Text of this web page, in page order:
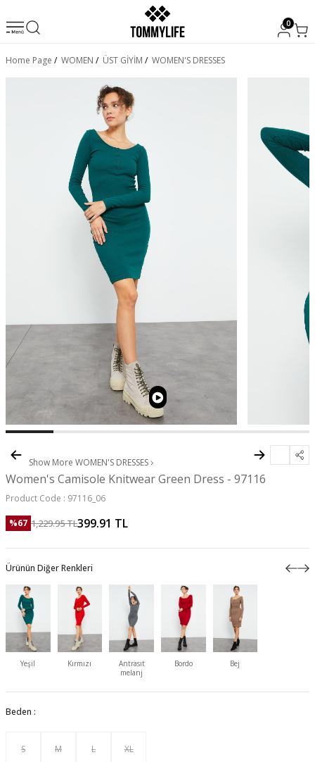
0
Home Page / WOMEN / ÜST GİYİM / WOMEN'S DRESSES
Show More WOMEN'S DRESSES
Women's Camisole Knitwear Green Dress - 97116
Product Code : 97116_06
%67 1,229.95TL399.91 TL
Ürünün Diğer Renkleri
Yeşil Kırmızı
Antrasıt
melanj
Bordo Bej
Beden :
S M L XL